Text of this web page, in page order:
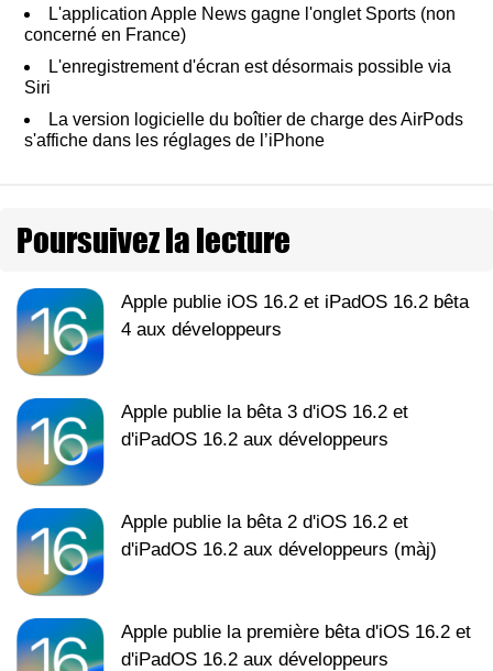
L'application Apple News gagne l'onglet Sports (non
concerné en France)
L'enregistrement d'écran est désormais possible via
Siri
La version logicielle du boîtier de charge des AirPods
s'affiche dans les réglages de l’iPhone
Poursuivez la lecture
Apple publie iOS 16.2 et iPadOS 16.2 bêta
4 aux développeurs
Apple publie la bêta 3 d'iOS 16.2 et
d'iPadOS 16.2 aux développeurs
Apple publie la bêta 2 d'iOS 16.2 et
d'iPadOS 16.2 aux développeurs (màj)
Apple publie la première bêta d'iOS 16.2 et
d'iPadOS 16.2 aux développeurs